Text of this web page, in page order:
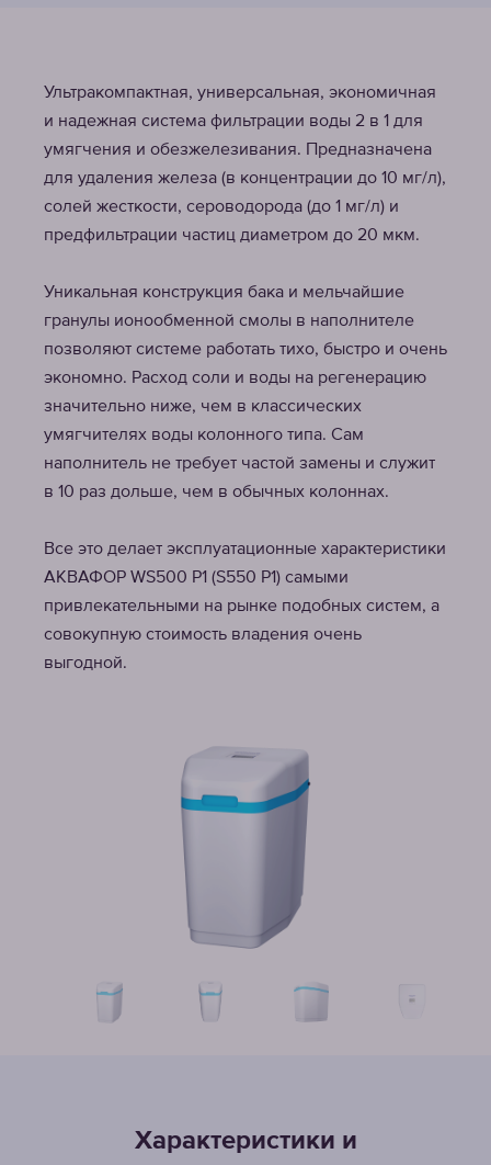
Ультракомпактная, универсальная, экономичная
и надежная система фильтрации воды 2 в 1 для
умягчения и обезжелезивания. Предназначена
для удаления железа (в концентрации до 10 мг/л),
солей жесткости, сероводорода (до 1 мг/л) и
предфильтрации частиц диаметром до 20 мкм.
Уникальная конструкция бака и мельчайшие
гранулы ионообменной смолы в наполнителе
позволяют системе работать тихо, быстро и очень
экономно. Расход соли и воды на регенерацию
значительно ниже, чем в классических
умягчителях воды колонного типа. Сам
наполнитель не требует частой замены и служит
в 10 раз дольше, чем в обычных колоннах.
Все это делает эксплуатационные характеристики
АКВАФОР WS500 P1 (S550 P1) самыми
привлекательными на рынке подобных систем, а
совокупную стоимость владения очень
выгодной.
Характеристики и